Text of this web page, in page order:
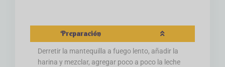
Preparación
Derretir la mantequilla a fuego lento, añadir la
harina y mezclar, agregar poco a poco la leche